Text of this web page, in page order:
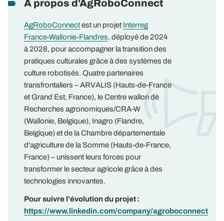
À propos d'AgRoboConnect
AgRoboConnectest un projet Interreg
France-Wallonie-Flandres, déployé de 2024
à 2028, pour accompagner la transition des
pratiques culturales grâce à des systèmes de
culture robotisés. Quatre partenaires
transfrontaliers – ARVALIS (Hauts-de-France
et Grand Est, France), le Centre wallon de
Recherches agronomiques/CRA-W
(Wallonie, Belgique), Inagro (Flandre,
Belgique) et de la Chambre départementale
d'agriculture de la Somme (Hauts-de-France,
France) – unissent leurs forces pour
transformer le secteur agricole grâce à des
technologies innovantes.
Pour suivre l'évolution du projet :
https://www.linkedin.com/company/agroboconnect